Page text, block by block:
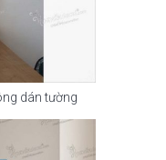
dán tường